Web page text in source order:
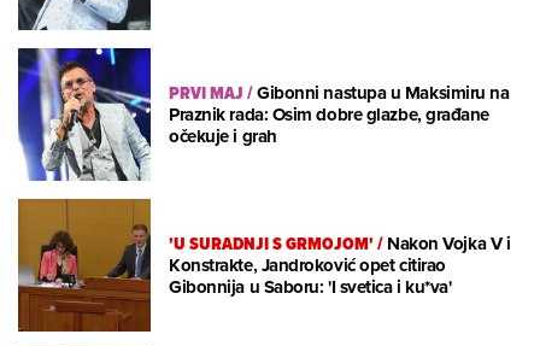
PRVI MAJ/Gibonni nastupa u Maksimiru na
Praznik rada: Osim dobre glazbe, građane
očekuje i grah
'U SURADNJI S GRMOJOM'/Nakon Vojka V i
Konstrakte, Jandroković opet citirao
Gibonnija u Saboru: 'I svetica i ku*va'